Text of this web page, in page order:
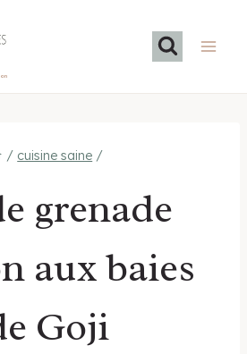
/ cuisine saine /
grenade
aux baies
Goji